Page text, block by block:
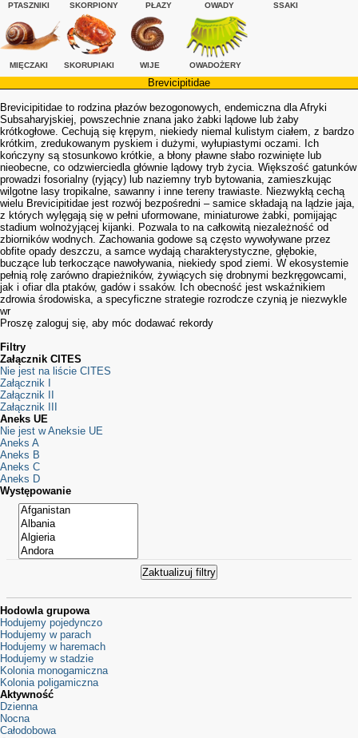
PTASZNIKI SKORPIONY PŁAZY OWADY SSAKI
MIĘCZAKI SKORUPIAKI WIJE OWADOŻERY
Brevicipitidae
Brevicipitidae to rodzina płazów bezogonowych, endemiczna dla Afryki
Subsaharyjskiej, powszechnie znana jako żabki lądowe lub żaby
krótkogłowe. Cechują się krępym, niekiedy niemal kulistym ciałem, z bardzo
krótkim, zredukowanym pyskiem i dużymi, wyłupiastymi oczami. Ich
kończyny są stosunkowo krótkie, a błony pławne słabo rozwinięte lub
nieobecne, co odzwierciedla głównie lądowy tryb życia. Większość gatunków
prowadzi fosorialny (ryjący) lub naziemny tryb bytowania, zamieszkując
wilgotne lasy tropikalne, sawanny i inne tereny trawiaste. Niezwykłą cechą
wielu Brevicipitidae jest rozwój bezpośredni – samice składają na lądzie jaja,
z których wylęgają się w pełni uformowane, miniaturowe żabki, pomijając
stadium wolnożyjącej kijanki. Pozwala to na całkowitą niezależność od
zbiorników wodnych. Zachowania godowe są często wywoływane przez
obfite opady deszczu, a samce wydają charakterystyczne, głębokie,
buczące lub terkoczące nawoływania, niekiedy spod ziemi. W ekosystemie
pełnią rolę zarówno drapieżników, żywiących się drobnymi bezkręgowcami,
jak i ofiar dla ptaków, gadów i ssaków. Ich obecność jest wskaźnikiem
zdrowia środowiska, a specyficzne strategie rozrodcze czynią je niezwykle
wr
Proszę zaloguj się, aby móc dodawać rekordy
Filtry
Załącznik CITES
Nie jest na liście CITES
Załącznik I
Załącznik II
Załącznik III
Aneks UE
Nie jest w Aneksie UE
Aneks A
Aneks B
Aneks C
Aneks D
Występowanie
Hodowla grupowa
Hodujemy pojedynczo
Hodujemy w parach
Hodujemy w haremach
Hodujemy w stadzie
Kolonia monogamiczna
Kolonia poligamiczna
Aktywność
Dzienna
Nocna
Całodobowa